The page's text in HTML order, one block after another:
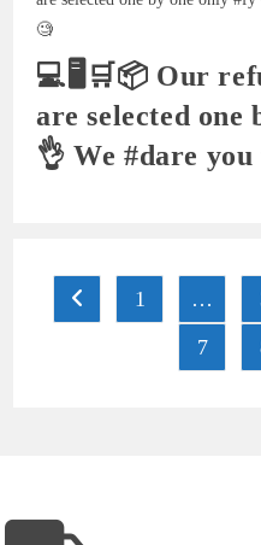
💻🖥🛒📦 Our
are selected one
👌 We #dare
1 …
7